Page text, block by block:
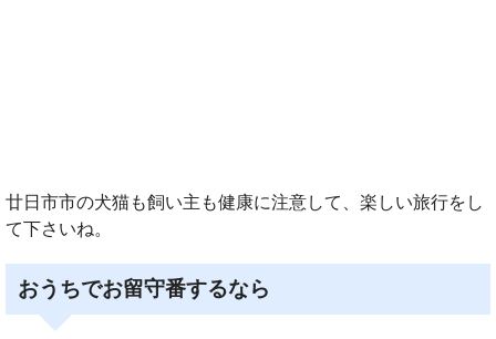
廿日市市の犬猫も飼い主も健康に注意して、楽しい旅行をし
て下さいね。
おうちでお留守番するなら